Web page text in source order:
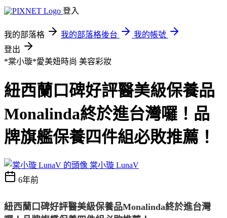
登入
我的部落格 我的部落格後台
我的帳號
登出
*棠小璇*愛美妞時尚 美容彩妝
紐西蘭口碑好評醫美級保養品
Monalinda終於進台灣囉！品
牌旗艦保養四件組必敗推薦！
棠小璇 LunaV
6年前
紐西蘭口碑好評醫美級保養品Monalinda終於進台灣